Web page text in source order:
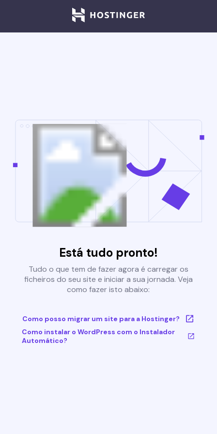
Está tudo pronto!
Tudo o que tem de fazer agora é carregar os
ficheiros do seu site e iniciar a sua jornada. Veja
como fazer isto abaixo:
Como posso migrar um site para a Hostinger?
Como instalar o WordPress com o Instalador
Automático?